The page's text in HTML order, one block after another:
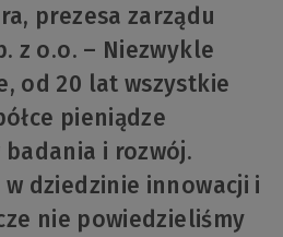
prezesa zarządu
z o.o. – Niezwykle
od 20 lat wszystkie
pieniądze
i rozwój.
w dziedzinie innowacji i
nie powiedzieliśmy